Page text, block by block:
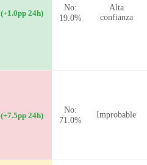
(+1.0pp 24h)
No:
19.0%
Alta
confianza
(+7.5pp 24h)
No:
71.0%
Improbable